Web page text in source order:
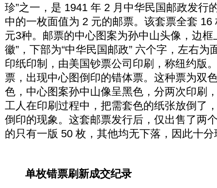
珍”之一，是 1941 年 2 月中华民国邮政发行
中的一枚面值为 2 元的邮票。该套票全套 16
元3种。邮票的中心图案为孙中山头像，边框
徽”，下部为“中华民国邮政” 六个字，左右为
印纸印制，由美国钞票公司印刷，称纽约版
票，出现中心图倒印的错体票。这种票为双
色，中心图案孙中山像呈黑色，分两次印刷
工人在印刷过程中，把需套色的纸张放倒了
倒印的现象。这套邮票发行后，仅出售了两
的只有一版 50 枚，其他均无下落，因此十分
单枚错票刷新成交纪录